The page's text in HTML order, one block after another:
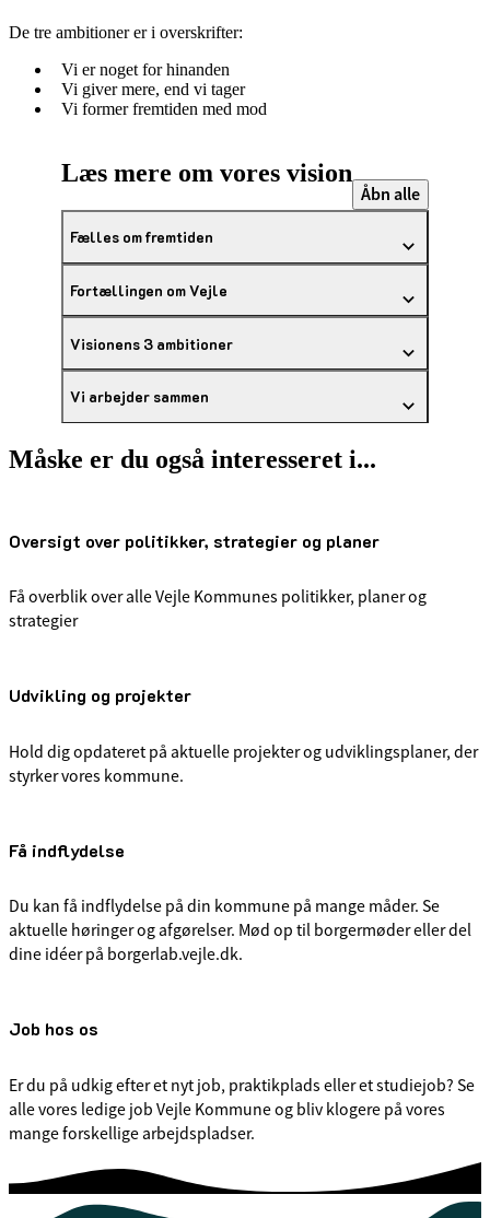
De tre ambitioner er i overskrifter:
Vi er noget for hinanden
Vi giver mere, end vi tager
Vi former fremtiden med mod
Læs mere om vores vision
Åbn alle
Fælles om fremtiden
Fortællingen om Vejle
Visionens 3 ambitioner
Vi arbejder sammen
Måske er du også interesseret i...
Oversigt over politikker, strategier og planer
Få overblik over alle Vejle Kommunes politikker, planer og
strategier
Udvikling og projekter
Hold dig opdateret på aktuelle projekter og udviklingsplaner, der
styrker vores kommune.
Få indflydelse
Du kan få indflydelse på din kommune på mange måder. Se
aktuelle høringer og afgørelser. Mød op til borgermøder eller del
dine idéer på borgerlab.vejle.dk.
Job hos os
Er du på udkig efter et nyt job, praktikplads eller et studiejob? Se
alle vores ledige job Vejle Kommune og bliv klogere på vores
mange forskellige arbejdspladser.